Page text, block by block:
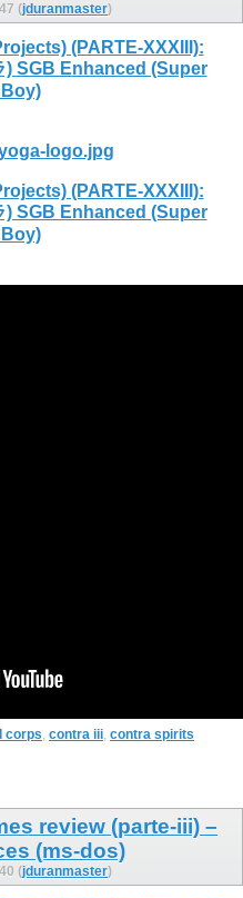
(jduranmaster)
(PARTE-XXXIII):
) SGB Enhanced (Super
logo.jpg
(PARTE-XXXIII):
) SGB Enhanced (Super
corps, contra iii, contra spirits
review (parte-iii) –
(ms-dos)
(jduranmaster)